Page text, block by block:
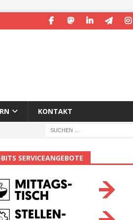
KONTAKT
SERVICEANGEBOTE